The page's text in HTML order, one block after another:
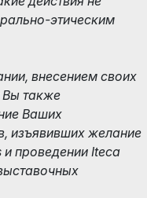
этическим
внесением своих
Вы также
Ваших
изъявивших желание
проведении Iteca